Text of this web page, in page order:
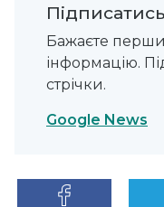
Бажаєте
інформацію.
стрічки.
Google News